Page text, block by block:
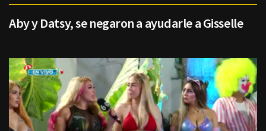
Aby y Datsy, se negaron a ayudarle a Gisselle